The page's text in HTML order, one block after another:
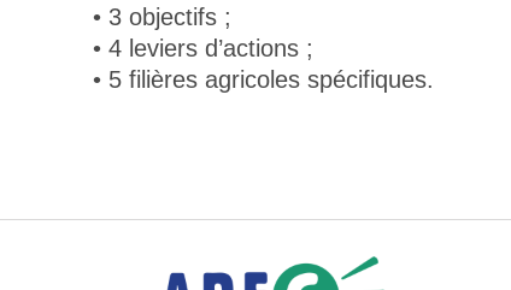
• 3 objectifs ;
• 4 leviers d’actions ;
• 5 filières agricoles spécifiques.